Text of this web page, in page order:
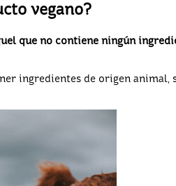
vegano?
que no contiene ningún
ingredientes de origen